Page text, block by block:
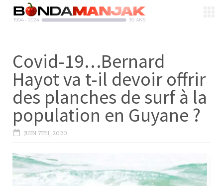
Covid-19…Bernard
Hayot va t-il devoir offrir
des planches de surf à la
population en Guyane ?
JUIN 7TH, 2020